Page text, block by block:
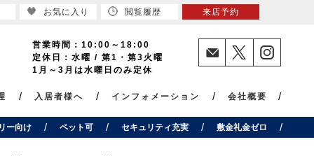
営業時間：10:00～18:00
定休日：水曜 / 第1・第3火曜
1月～3月は水曜日のみ定休
入居者様へ インフォメーション 会社概要
ー向け ペット可 セキュリティ充実 敷金礼金ゼロ
お気に入り 閲覧履歴 来店予約